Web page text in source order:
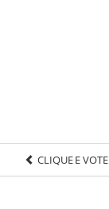
CLIQUE E VOTE